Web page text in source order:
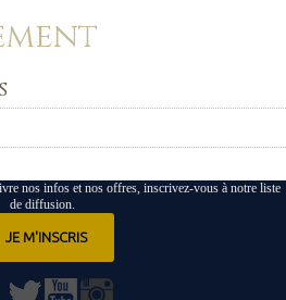
nos infos et nos offres, inscrivez-vous à notre liste
de diffusion.
JE M'INSCRIS